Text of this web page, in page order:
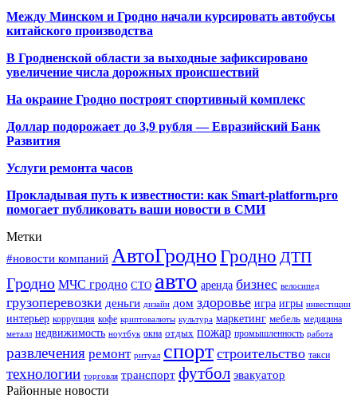
Между Минском и Гродно начали курсировать автобусы
китайского производства
В Гродненской области за выходные зафиксировано
увеличение числа дорожных происшествий
На окраине Гродно построят спортивный комплекс
Доллар подорожает до 3,9 рубля — Евразийский Банк
Развития
Услуги ремонта часов
Прокладывая путь к известности: как Smart-platform.pro
помогает публиковать ваши новости в СМИ
Метки
#новости компаний АвтоГродноГродно ДТП
Гродно МЧС гродно СТО авто аренда бизнес велосипед
грузоперевозки деньги дизайн дом здоровье игра игры инвестиции
интерьер коррупция кофе криптовалюты культура маркетинг мебель медицина
металл недвижимость ноутбук окна отдых пожар промышленность работа
развлечения ремонт ритуал спорт строительство такси
технологии торговля транспорт футбол эвакуатор
Районные новости